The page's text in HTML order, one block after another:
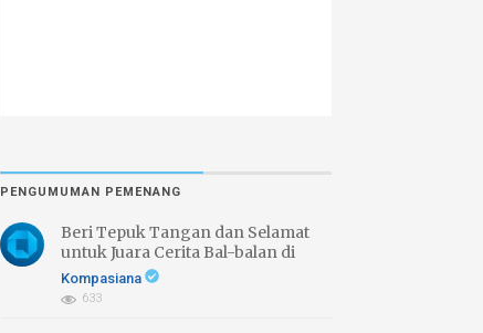
PENGUMUMAN PEMENANG
Beri Tepuk Tangan dan Selamat
untuk Juara Cerita Bal-balan di
Daerahmu
Kompasiana
633